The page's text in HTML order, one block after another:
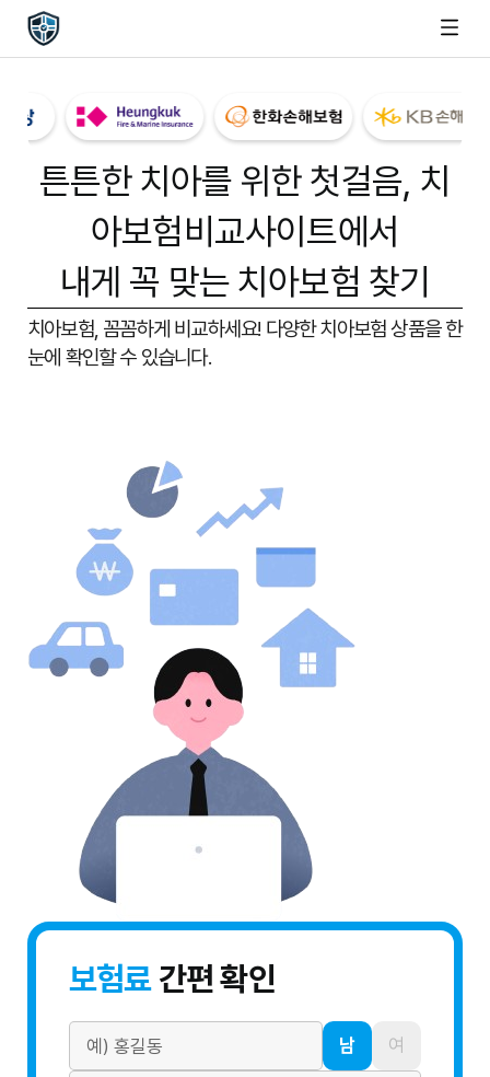
튼튼한 치아를 위한 첫걸음, 치
아보험비교사이트에서
내게 꼭 맞는 치아보험 찾기
치아보험, 꼼꼼하게 비교하세요! 다양한 치아보험 상품을 한
눈에 확인할 수 있습니다.
보험료간편 확인
남 여